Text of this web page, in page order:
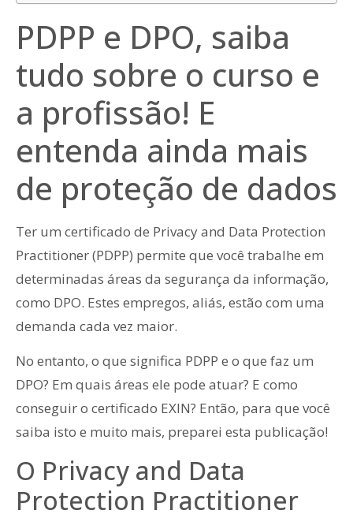
PDPP e DPO, saiba
tudo sobre o curso e
a profissão! E
entenda ainda mais
de proteção de dados
Ter um certificado de Privacy and Data Protection
Practitioner (PDPP) permite que você trabalhe em
determinadas áreas da segurança da informação,
como DPO. Estes empregos, aliás, estão com uma
demanda cada vez maior.
No entanto, o que significa PDPP e o que faz um
DPO? Em quais áreas ele pode atuar? E como
conseguir o certificado EXIN? Então, para que você
saiba isto e muito mais, preparei esta publicação!
O Privacy and Data
Protection Practitioner